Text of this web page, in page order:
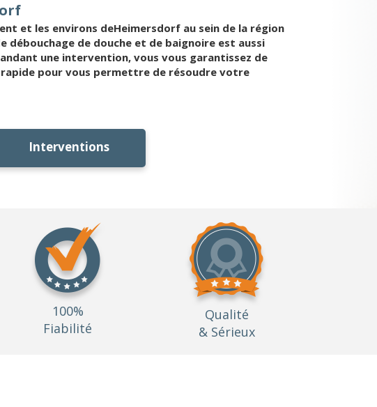
et les environs deHeimersdorf au sein de la région
débouchage de douche et de baignoire est aussi
une intervention, vous vous garantissez de
pour vous permettre de résoudre votre
Interventions
100%
Fiabilité
Qualité
& Sérieux